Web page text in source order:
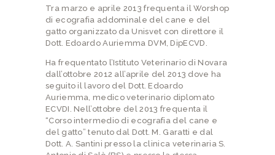
Tra marzo e aprile 2013 frequenta il Worshop
di ecografia addominale del cane e del
gatto organizzato da Unisvet con direttore il
Dott. Edoardo Auriemma DVM, DipECVD.
Ha frequentato l’Istituto Veterinario di Novara
dall’ottobre 2012 all’aprile del 2013 dove ha
seguito il lavoro del Dott. Edoardo
Auriemma, medico veterinario diplomato
ECVDI. Nell’ottobre del 2013 frequenta il
“Corso intermedio di ecografia del cane e
del gatto” tenuto dal Dott. M. Garatti e dal
Dott. A. Santini presso la clinica veterinaria S.